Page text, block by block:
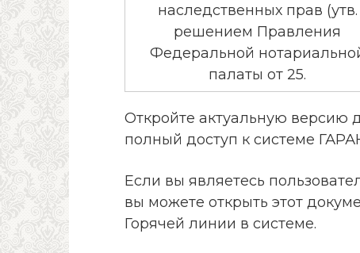
наследственных прав (утв.
решением Правления
Федеральной
палаты от 25.
Откройте актуальную версию
полный доступ к системе
Если вы являетесь
вы можете открыть этот
Горячей линии в системе.